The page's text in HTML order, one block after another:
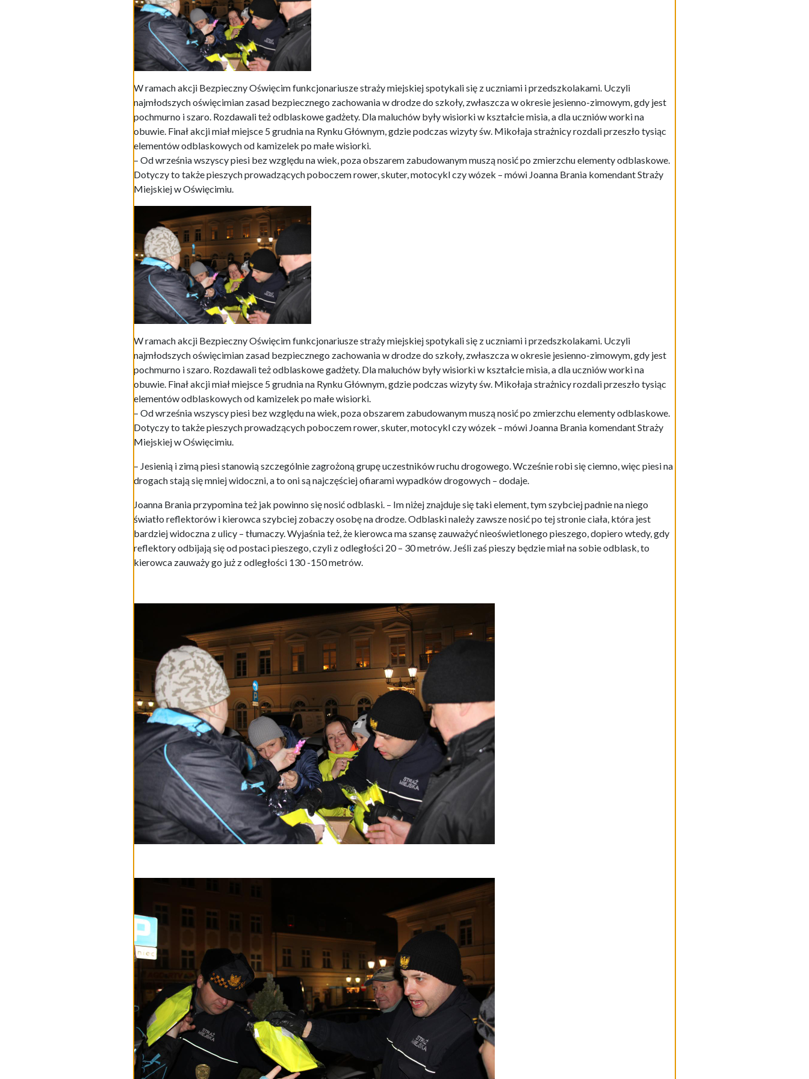
W ramach akcji Bezpieczny Oświęcim funkcjonariusze straży miejskiej spotykali się z uczniami i przedszkolakami. Uczyli
najmłodszych oświęcimian zasad bezpiecznego zachowania w drodze do szkoły, zwłaszcza w okresie jesienno-zimowym, gdy jest
pochmurno i szaro. Rozdawali też odblaskowe gadżety. Dla maluchów były wisiorki w kształcie misia, a dla uczniów worki na
obuwie. Finał akcji miał miejsce 5 grudnia na Rynku Głównym, gdzie podczas wizyty św. Mikołaja strażnicy rozdali przeszło tysiąc
elementów odblaskowych od kamizelek po małe wisiorki.
– Od września wszyscy piesi bez względu na wiek, poza obszarem zabudowanym muszą nosić po zmierzchu elementy odblaskowe.
Dotyczy to także pieszych prowadzących poboczem rower, skuter, motocykl czy wózek – mówi Joanna Brania komendant Straży
Miejskiej w Oświęcimiu.
W ramach akcji Bezpieczny Oświęcim funkcjonariusze straży miejskiej spotykali się z uczniami i przedszkolakami. Uczyli
najmłodszych oświęcimian zasad bezpiecznego zachowania w drodze do szkoły, zwłaszcza w okresie jesienno-zimowym, gdy jest
pochmurno i szaro. Rozdawali też odblaskowe gadżety. Dla maluchów były wisiorki w kształcie misia, a dla uczniów worki na
obuwie. Finał akcji miał miejsce 5 grudnia na Rynku Głównym, gdzie podczas wizyty św. Mikołaja strażnicy rozdali przeszło tysiąc
elementów odblaskowych od kamizelek po małe wisiorki.
– Od września wszyscy piesi bez względu na wiek, poza obszarem zabudowanym muszą nosić po zmierzchu elementy odblaskowe.
Dotyczy to także pieszych prowadzących poboczem rower, skuter, motocykl czy wózek – mówi Joanna Brania komendant Straży
Miejskiej w Oświęcimiu.
– Jesienią i zimą piesi stanowią szczególnie zagrożoną grupę uczestników ruchu drogowego. Wcześnie robi się ciemno, więc piesi na
drogach stają się mniej widoczni, a to oni są najczęściej ofiarami wypadków drogowych – dodaje.
Joanna Brania przypomina też jak powinno się nosić odblaski. – Im niżej znajduje się taki element, tym szybciej padnie na niego
światło reflektorów i kierowca szybciej zobaczy osobę na drodze. Odblaski należy zawsze nosić po tej stronie ciała, która jest
bardziej widoczna z ulicy – tłumaczy. Wyjaśnia też, że kierowca ma szansę zauważyć nieoświetlonego pieszego, dopiero wtedy, gdy
reflektory odbijają się od postaci pieszego, czyli z odległości 20 – 30 metrów. Jeśli zaś pieszy będzie miał na sobie odblask, to
kierowca zauważy go już z odległości 130 -150 metrów.